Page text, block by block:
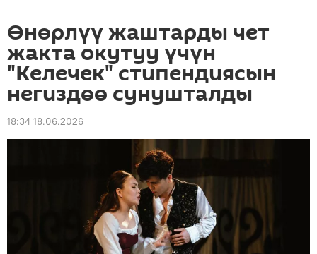
Өнөрлүү жаштарды чет
жакта окутуу үчүн
"Келечек" стипендиясын
негиздөө сунушталды
18:34 18.06.2026